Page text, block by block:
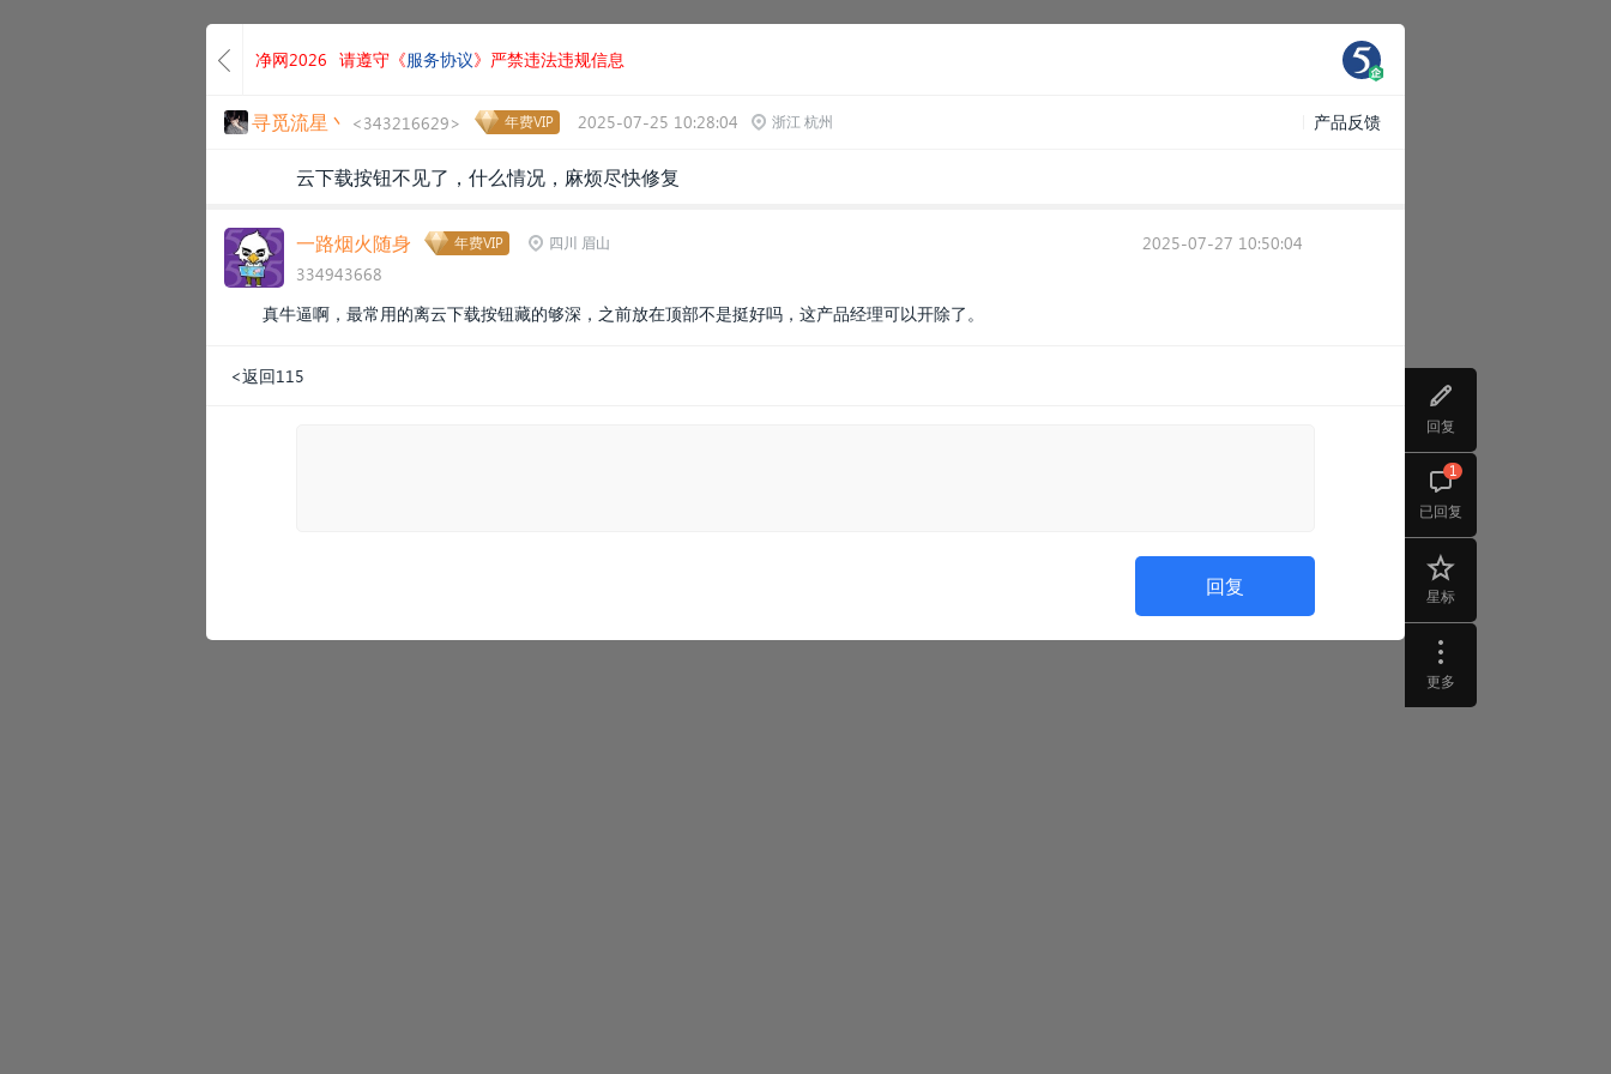
回复
已回复
1
星标
更多
净网2026 请遵守《服务协议》严禁违法违规信息
寻觅流星丶 <343216629> 年费VIP 2025-07-25 10:28:04 浙江 杭州 产品反馈
云下载按钮不见了，什么情况，麻烦尽快修复
一路烟火随身 年费VIP 四川 眉山
334943668
2025-07-27 10:50:04
真牛逼啊，最常用的离云下载按钮藏的够深，之前放在顶部不是挺好吗，这产品经理可以开除了。
<返回115
回复